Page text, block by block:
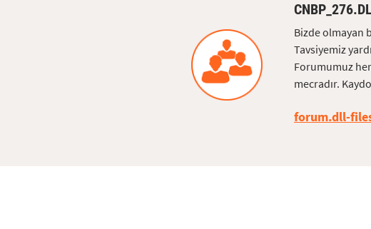
Bizde olmayan
Tavsiyemiz
Forumumuz
mecradır.
forum.dll-